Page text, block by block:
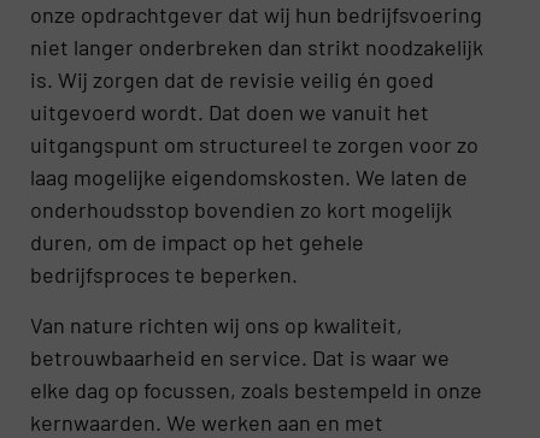
onze opdrachtgever dat wij hun bedrijfsvoering
niet langer onderbreken dan strikt noodzakelijk
is. Wij zorgen dat de revisie veilig én goed
uitgevoerd wordt. Dat doen we vanuit het
uitgangspunt om structureel te zorgen voor zo
laag mogelijke eigendomskosten. We laten de
onderhoudsstop bovendien zo kort mogelijk
duren, om de impact op het gehele
bedrijfsproces te beperken.
Van nature richten wij ons op kwaliteit,
betrouwbaarheid en service. Dat is waar we
elke dag op focussen, zoals bestempeld in onze
kernwaarden. We werken aan en met